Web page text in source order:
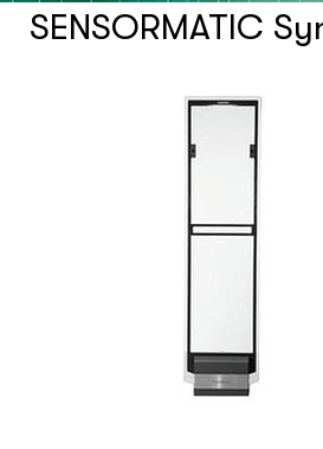
Сетевое оборудование
Защитные сейферы и
Климатический шкафы
SENSORMATIC